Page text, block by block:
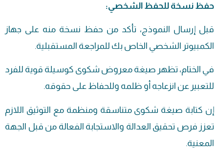
حفظ نسخة للحفظ الشخصي:
قبل إرسال النموذج، تأكد من حفظ نسخة منه على جهاز
الكمبيوتر الشخصي الخاص بك للمراجعة المستقبلية.
في الختام، تظهر صيغة معروض شكوى كوسيلة قوية للفرد
للتعبير عن انزعاجه أو ظلمه وللحفاظ على حقوقه.
إن كتابة صيغة شكوى متناسقة ومنظمة مع التوثيق اللازم
تعزز فرص تحقيق العدالة والاستجابة الفعالة من قبل الجهة
المعنية.